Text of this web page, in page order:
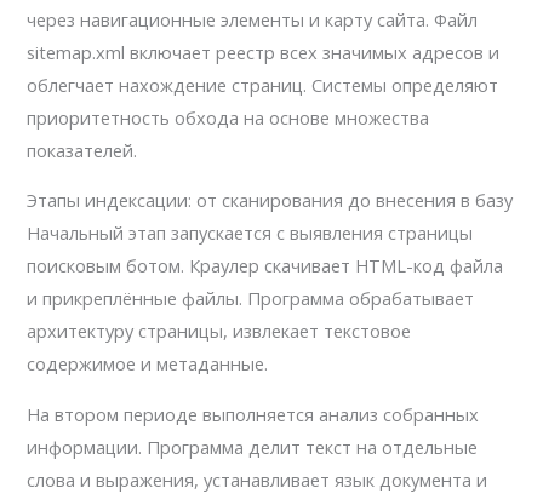
через навигационные элементы и карту сайта. Файл
sitemap.xml включает реестр всех значимых адресов и
облегчает нахождение страниц. Системы определяют
приоритетность обхода на основе множества
показателей.
Этапы индексации: от сканирования до внесения в базу
Начальный этап запускается с выявления страницы
поисковым ботом. Краулер скачивает HTML-код файла
и прикреплённые файлы. Программа обрабатывает
архитектуру страницы, извлекает текстовое
содержимое и метаданные.
На втором периоде выполняется анализ собранных
информации. Программа делит текст на отдельные
слова и выражения, устанавливает язык документа и